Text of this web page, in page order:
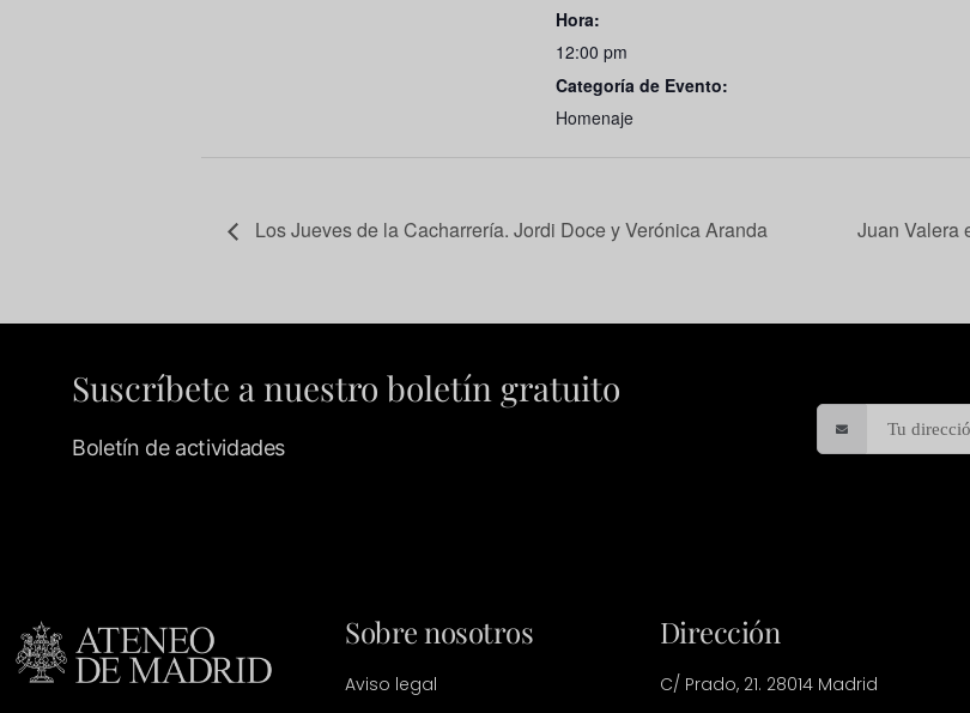
Hora:
12:00 pm
Categoría de Evento:
Homenaje
Los Jueves de la Cacharrería. Jordi Doce y Verónica Aranda Juan Valera
Suscríbete a nuestro boletín gratuito
Boletín de actividades
Sobre nosotros
Aviso legal
Dirección
C/ Prado, 21. 28014 Madrid